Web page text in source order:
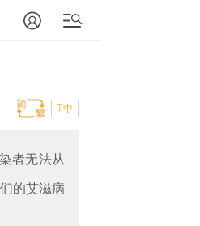
T中
者无法从
的艾滋病